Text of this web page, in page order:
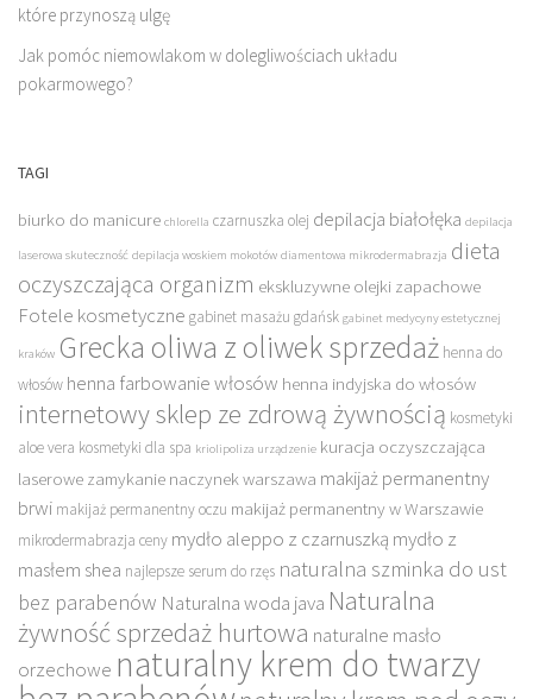
które przynoszą ulgę
Jak pomóc niemowlakom w dolegliwościach układu
pokarmowego?
TAGI
biurko do manicure chlorella czarnuszka olej depilacja białołęka depilacja
laserowa skuteczność depilacja woskiem mokotów diamentowa mikrodermabrazja dieta
oczyszczająca organizm ekskluzywne olejki zapachowe
Fotele kosmetyczne gabinet masażu gdańsk gabinet medycyny estetycznej
kraków Grecka oliwa z oliwek sprzedaż henna do
włosów henna farbowanie włosów henna indyjska do włosów
internetowy sklep ze zdrową żywnością kosmetyki
aloe vera kosmetyki dla spa kriolipoliza urządzenie kuracja oczyszczająca
laserowe zamykanie naczynek warszawa makijaż permanentny
brwi makijaż permanentny oczu makijaż permanentny w Warszawie
mikrodermabrazja ceny mydło aleppo z czarnuszką mydło z
masłem shea najlepsze serum do rzęs naturalna szminka do ust
bez parabenów Naturalna woda java Naturalna
żywność sprzedaż hurtowa naturalne masło
orzechowe naturalny krem do twarzy